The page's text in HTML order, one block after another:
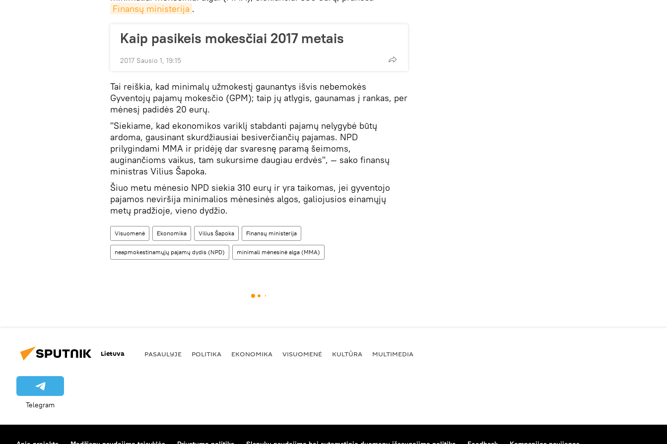
Finansų ministerija .
Kaip pasikeis mokesčiai 2017 metais
2017 Sausio 1, 19:15
Tai reiškia, kad minimalų užmokestį gaunantys išvis nebemokės
Gyventojų pajamų mokesčio (GPM); taip jų atlygis, gaunamas į rankas, per
mėnesį padidės 20 eurų.
"Siekiame, kad ekonomikos variklį stabdanti pajamų nelygybė būtų
ardoma, gausinant skurdžiausiai besiverčiančių pajamas. NPD
prilygindami MMA ir pridėję dar svaresnę paramą šeimoms,
auginančioms vaikus, tam sukursime daugiau erdvės", — sako finansų
ministras Vilius Šapoka.
Šiuo metu mėnesio NPD siekia 310 eurų ir yra taikomas, jei gyventojo
pajamos neviršija minimalios mėnesinės algos, galiojusios einamųjų
metų pradžioje, vieno dydžio.
Visuomenė Ekonomika Vilius Šapoka Finansų ministerija
neapmokestinamųjų pajamų dydis (NPD) minimali mėnesinė alga (MMA)
Lietuva PASAULYJE POLITIKA EKONOMIKA VISUOMENĖ KULTŪRA MULTIMEDIA
Telegram